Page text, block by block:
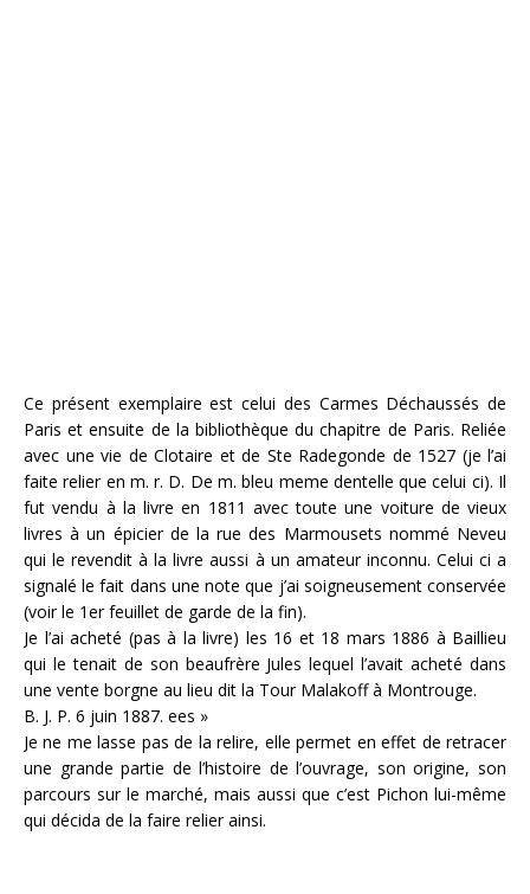
Ce présent exemplaire est celui des Carmes Déchaussés de
Paris et ensuite de la bibliothèque du chapitre de Paris. Reliée
avec une vie de Clotaire et de Ste Radegonde de 1527 (je l’ai
faite relier en m. r. D. De m. bleu meme dentelle que celui ci). Il
fut vendu à la livre en 1811 avec toute une voiture de vieux
livres à un épicier de la rue des Marmousets nommé Neveu
qui le revendit à la livre aussi à un amateur inconnu. Celui ci a
signalé le fait dans une note que j’ai soigneusement conservée
(voir le 1er feuillet de garde de la fin).
Je l’ai acheté (pas à la livre) les 16 et 18 mars 1886 à Baillieu
qui le tenait de son beaufrère Jules lequel l’avait acheté dans
une vente borgne au lieu dit la Tour Malakoff à Montrouge.
B. J. P. 6 juin 1887. ees »
Je ne me lasse pas de la relire, elle permet en effet de retracer
une grande partie de l’histoire de l’ouvrage, son origine, son
parcours sur le marché, mais aussi que c’est Pichon lui-même
qui décida de la faire relier ainsi.